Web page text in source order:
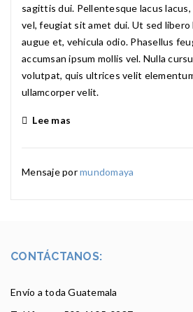
sagittis dui. Pellentesque lacus
vel, feugiat sit amet dui. Ut sed
augue et, vehicula odio. Phasellus
accumsan ipsum mollis vel. Nulla
volutpat, quis ultrices velit
ullamcorper velit.
Lee mas
Mensaje pormundomaya
CONTÁCTANOS:
Envío a toda Guatemala